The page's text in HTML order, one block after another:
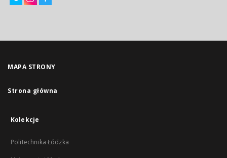
MAPA STRONY
Strona główna
Kolekcje
Politechnika Łódzka